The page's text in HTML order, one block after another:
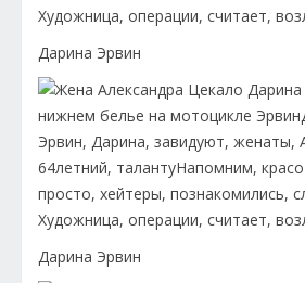
Дарина Эрвин
Дарина Эрвин